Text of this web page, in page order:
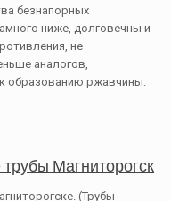
безнапорных
ниже, долговечны и
не
аналогов,
образованию ржавчины.
Магниторогск
(Трубы